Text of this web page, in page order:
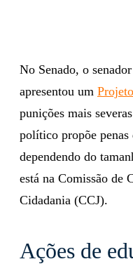
No Senado, o
apresentou um
punições mais
político propõe penas
dependendo do
está na Comissão de
Cidadania (CCJ).
Ações de